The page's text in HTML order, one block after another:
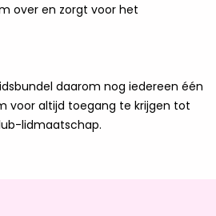
over en zorgt voor het
daarom nog iedereen één
voor altijd toegang te krijgen tot
lidmaatschap.